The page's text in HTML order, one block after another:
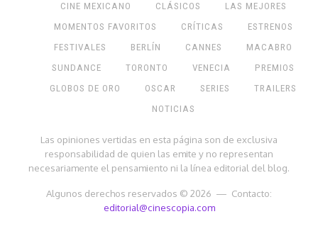
CINE MEXICANO CLÁSICOS
LAS MEJORES
MOMENTOS FAVORITOS
CRÍTICAS
ESTRENOS
FESTIVALES
BERLÍN CANNES
MACABRO
SUNDANCE
TORONTO VENECIA
PREMIOS
GLOBOS DE ORO
OSCAR SERIES
TRAILERS
NOTICIAS
Las opiniones vertidas en esta página son de exclusiva
responsabilidad de quien las emite y no representan
necesariamente el pensamiento ni la línea editorial del blog.
Algunos derechos reservados © 2026 — Contacto:
editorial@cinescopia.com